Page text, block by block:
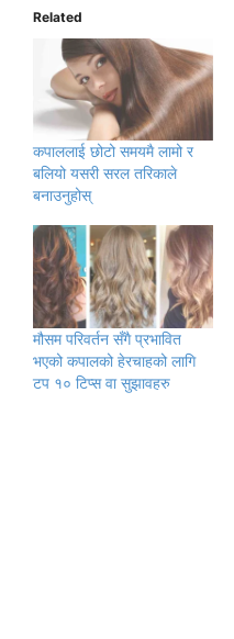
Related
कपाललाई छोटो समयमै लामो र
बलियो यसरी सरल तरिकाले
बनाउनुहोस्
मौसम परिवर्तन सँगै प्रभावित
भएको कपालको हेरचाहको लागि
टप १० टिप्स वा सुझावहरु